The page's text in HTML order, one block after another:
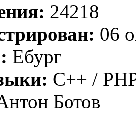
24218
06
Ебург
C++ /
Ботов